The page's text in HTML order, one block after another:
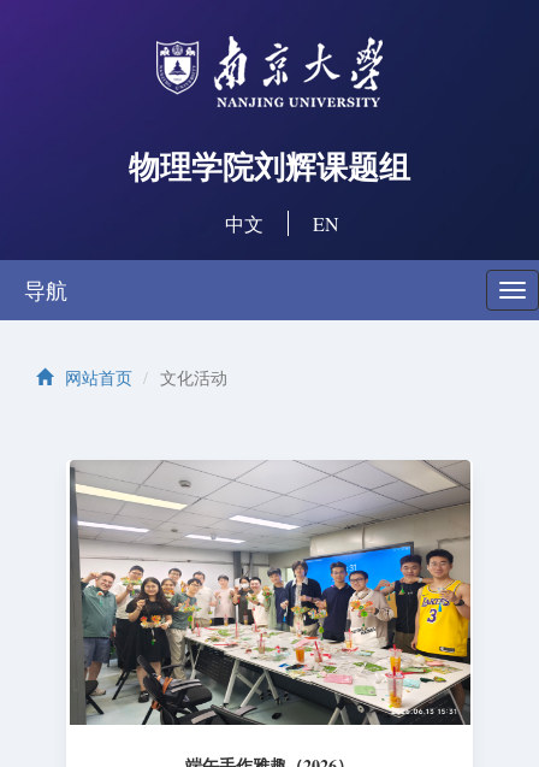
物理学院刘辉课题组
中文 EN
切
换
导航
网站首页 文化活动